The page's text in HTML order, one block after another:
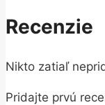
Recenzie
Nikto zatiaľ
Pridajte prvú